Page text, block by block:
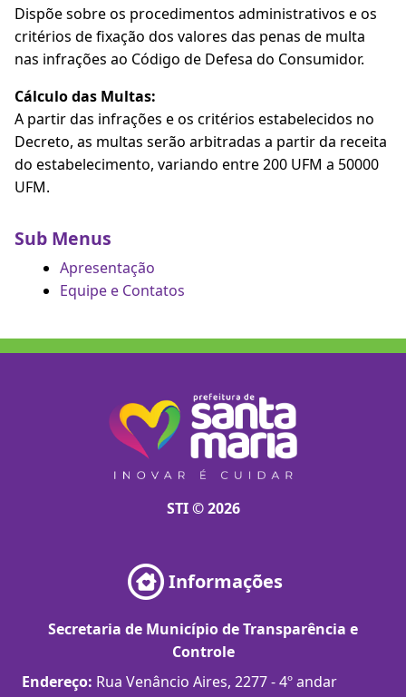
Dispõe sobre os procedimentos administrativos e os
critérios de fixação dos valores das penas de multa
nas infrações ao Código de Defesa do Consumidor.
Cálculo das Multas:
A partir das infrações e os critérios estabelecidos no
Decreto, as multas serão arbitradas a partir da receita
do estabelecimento, variando entre 200 UFM a 50000
UFM.
Sub Menus
Apresentação
Equipe e Contatos
STI © 2026
Informações
Secretaria de Município de Transparência e
Controle
Endereço: Rua Venâncio Aires, 2277 - 4º andar